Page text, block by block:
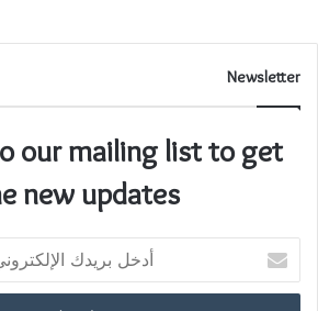
Newsletter
our mailing list to get
new updates!